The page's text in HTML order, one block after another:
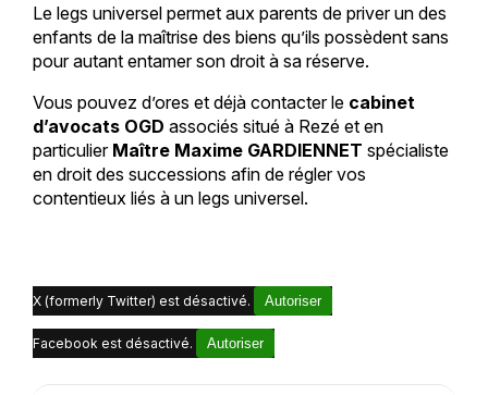
Le legs universel permet aux parents de priver un des
enfants de la maîtrise des biens qu’ils possèdent sans
pour autant entamer son droit à sa réserve.
Vous pouvez d’ores et déjà contacter le cabinet
d’avocats OGD associés situé à Rezé et en
particulier Maître Maxime GARDIENNET spécialiste
en droit des successions afin de régler vos
contentieux liés à un legs universel.
X (formerly Twitter) est désactivé. Autoriser
Facebook est désactivé. Autoriser